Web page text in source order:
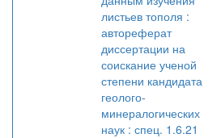
листьев тополя :
автореферат
диссертации на
соискание ученой
степени кандидата
геолого-
минералогических
наук : спец. 1.6.21